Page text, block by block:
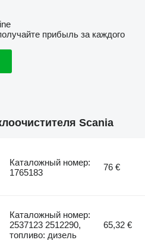
прибыль за каждого
Scania
Каталожный номер:
1765183
76 €
Каталожный номер:
2537123 2512290,
топливо: дизель
65,32 €